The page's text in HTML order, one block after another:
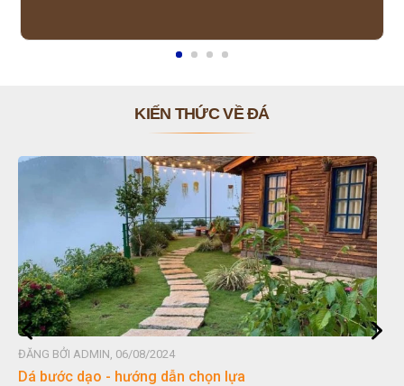
KIẾN THỨC VỀ ĐÁ
ĐĂNG BỞI ADMIN, 06/08/2024
Đá non bộ - cách lựa chọn non bộ đẹp